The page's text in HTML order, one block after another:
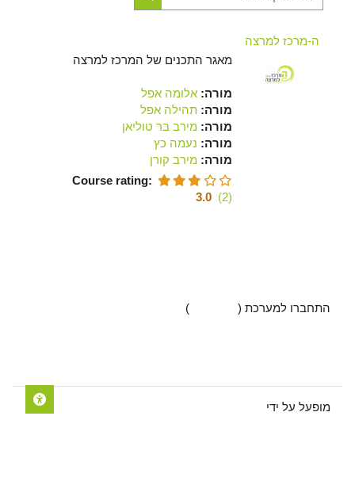
חיפוש קורסים
ה-מרכז למרצה
מאגר התכנים של המרכז למרצה
מורה: אלומה אפל
מורה: תהילה אפל
מורה: מירב בר טוליאן
מורה: נעמה כץ
מורה: מירב קורן
Course rating:
3.0 (2)
התחברו למערכת (
)
מופעל על ידי